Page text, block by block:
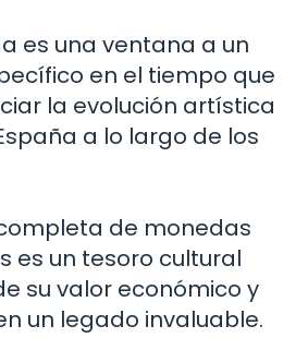
es una ventana a un
en el tiempo que
la evolución artística
a lo largo de los
de monedas
es un tesoro cultural
su valor económico y
un legado invaluable.